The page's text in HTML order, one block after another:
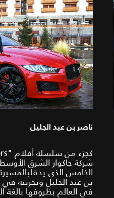
ناصر بن عبد الجليل
شركة جاكوار الشرق
الخامس الذي
بن عبد الجليل وتجربته
في العالم بظروفها بالغة